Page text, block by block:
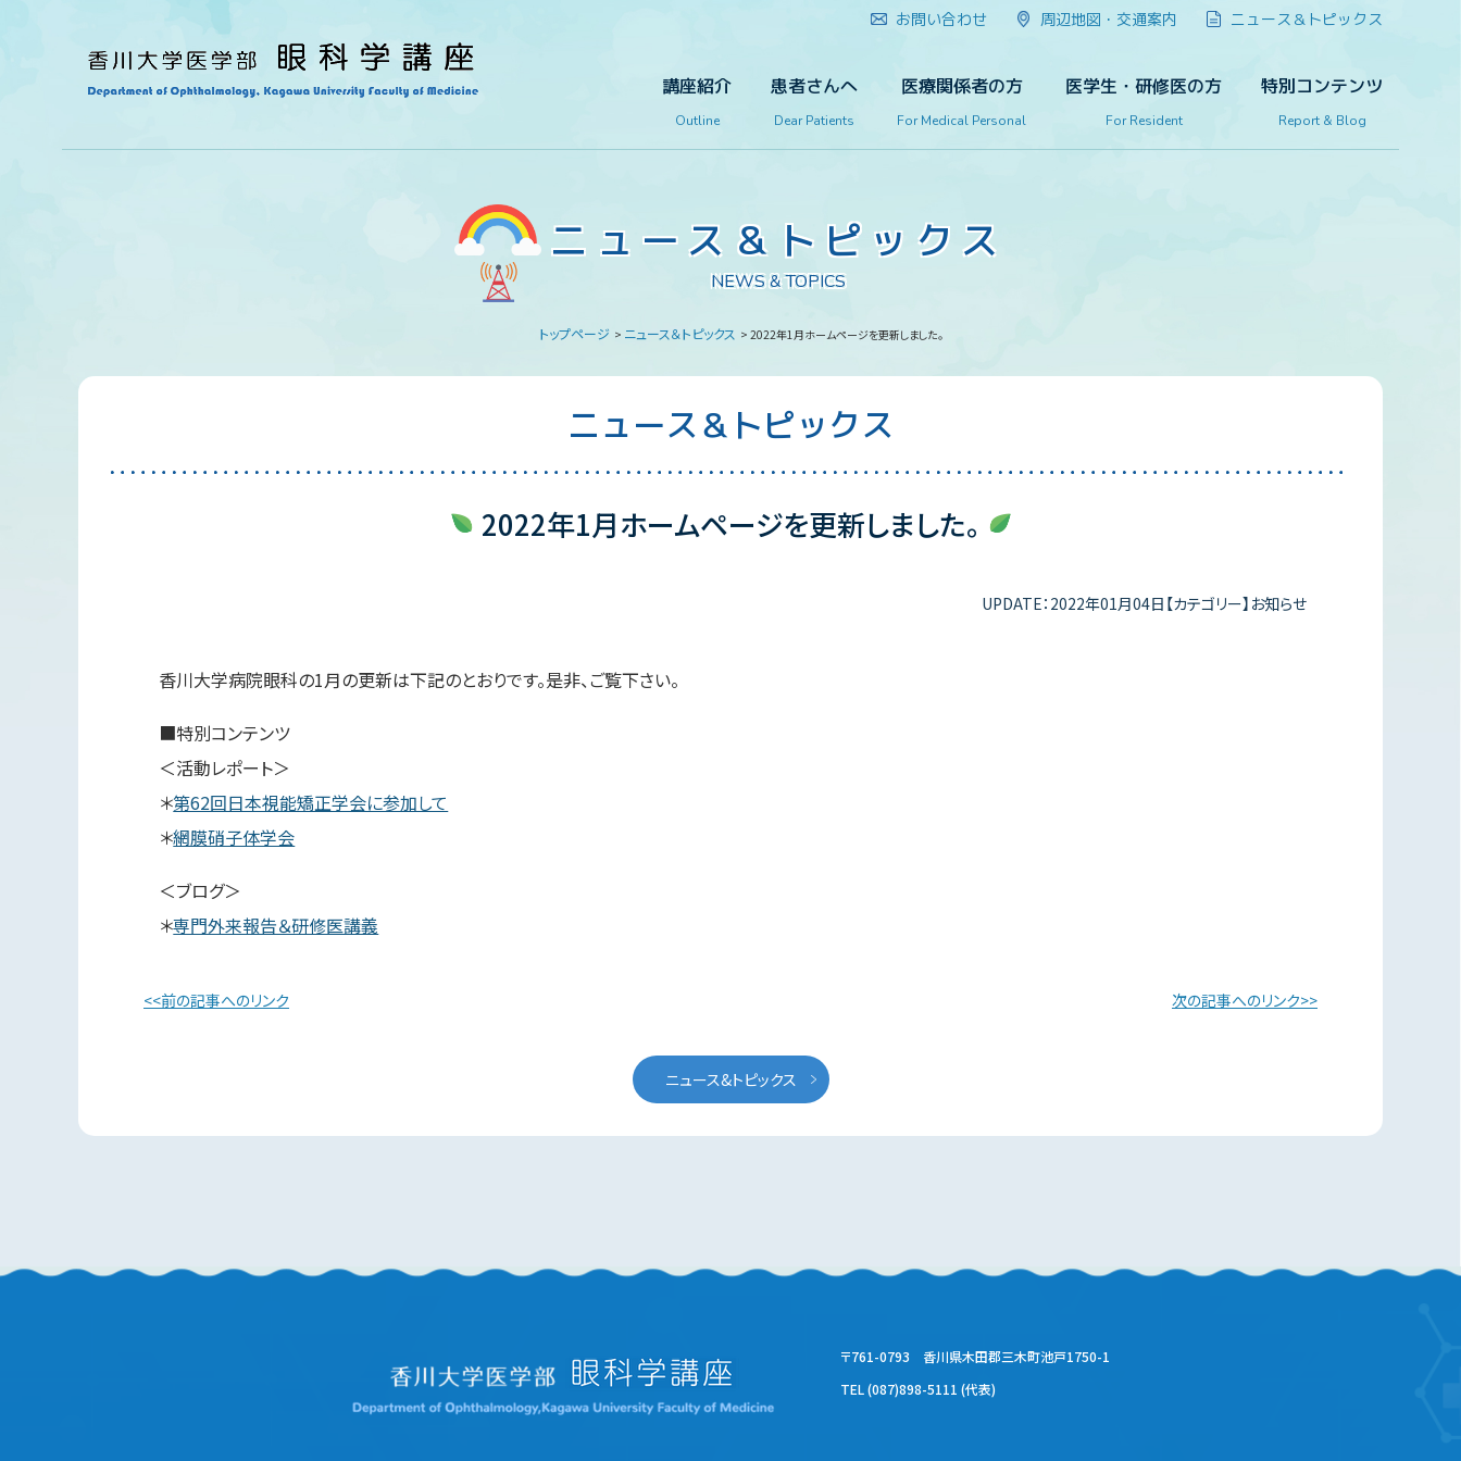
お問い合わせ 周辺地図・交通案内 ニュース＆トピックス
講座紹介
Outline
患者さんへ
Dear Patients
医療関係者の方
For Medical Personal
医学生・研修医の方
For Resident
特別コンテンツ
Report & Blog
ニュース＆ トピックス
NEWS & TOPICS
トップページ > ニュース＆トピックス > 2022年1月ホームページを更新しました。
ニュース＆トピックス
2022年1月ホームページを更新しました。
UPDATE：2022年01月04日【カテゴリー】お知らせ
香川大学病院眼科の1月の更新は下記のとおりです。是非、ご覧下さい。
■特別コンテンツ
＜活動レポート＞
＊第62回日本視能矯正学会に参加して
＊網膜硝子体学会
＜ブログ＞
＊専門外来報告＆研修医講義
前の記事へのリンク 次の記事へのリンク
ニュース&トピックス
〒761-0793 香川県木田郡三木町池戸1750-1
TEL (087)898-5111 (代表)